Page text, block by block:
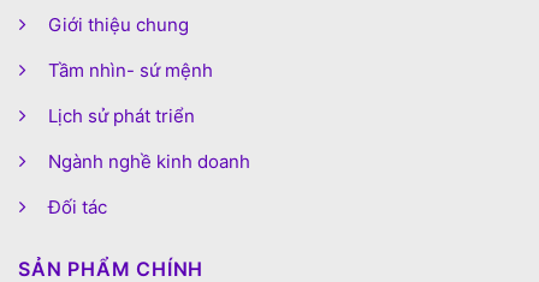
Giới thiệu chung
Tầm nhìn- sứ mệnh
Lịch sử phát triển
Ngành nghề kinh doanh
Đối tác
SẢN PHẨM CHÍNH